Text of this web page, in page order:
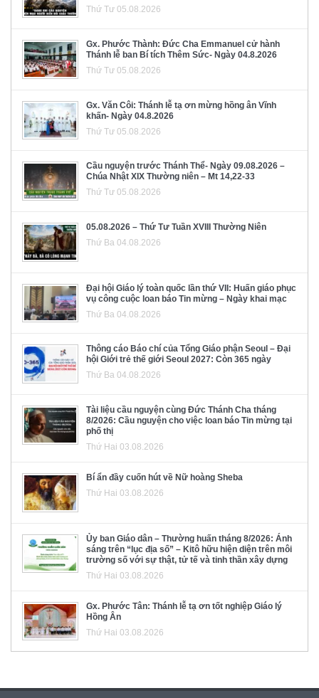
Thứ Tư 05.08.2026
Gx. Phước Thành: Đức Cha Emmanuel cử hành
Thánh lễ ban Bí tích Thêm Sức- Ngày 04.8.2026
Thứ Tư 05.08.2026
Gx. Văn Côi: Thánh lễ tạ ơn mừng hồng ân Vĩnh
khấn- Ngày 04.8.2026
Thứ Tư 05.08.2026
Cầu nguyện trước Thánh Thể- Ngày 09.08.2026 –
Chúa Nhật XIX Thường niên – Mt 14,22-33
Thứ Tư 05.08.2026
05.08.2026 – Thứ Tư Tuần XVIII Thường Niên
Thứ Ba 04.08.2026
Đại hội Giáo lý toàn quốc lần thứ VII: Huấn giáo phục
vụ công cuộc loan báo Tin mừng – Ngày khai mạc
Thứ Ba 04.08.2026
Thông cáo Báo chí của Tổng Giáo phận Seoul – Đại
hội Giới trẻ thế giới Seoul 2027: Còn 365 ngày
Thứ Ba 04.08.2026
Tài liệu cầu nguyện cùng Đức Thánh Cha tháng
8/2026: Cầu nguyện cho việc loan báo Tin mừng tại
phố thị
Thứ Hai 03.08.2026
Bí ẩn đầy cuốn hút về Nữ hoàng Sheba
Thứ Hai 03.08.2026
Ủy ban Giáo dân – Thường huấn tháng 8/2026: Ánh
sáng trên “lục địa số” – Kitô hữu hiện diện trên môi
trường số với sự thật, tử tế và tinh thần xây dựng
Thứ Hai 03.08.2026
Gx. Phước Tân: Thánh lễ tạ ơn tốt nghiệp Giáo lý
Hồng Ân
Thứ Hai 03.08.2026